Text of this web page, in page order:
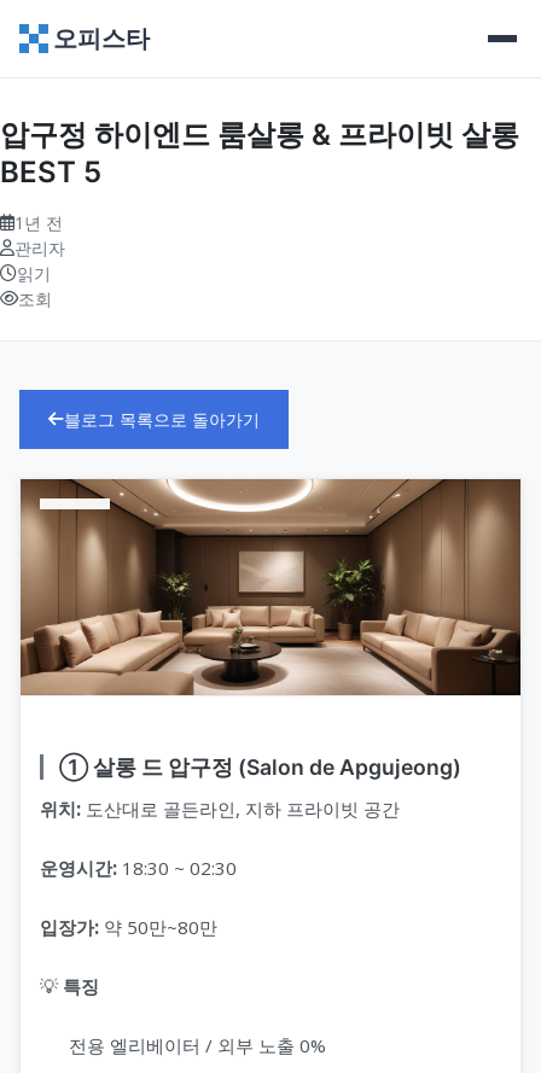
오피스타
압구정 하이엔드 룸살롱 & 프라이빗 살롱
BEST 5
1년 전
관리자
읽기
조회
블로그 목록으로 돌아가기
① 살롱 드 압구정 (Salon de Apgujeong)
위치: 도산대로 골든라인, 지하 프라이빗 공간
운영시간: 18:30 ~ 02:30
입장가: 약 50만~80만
💡 특징
전용 엘리베이터 / 외부 노출 0%